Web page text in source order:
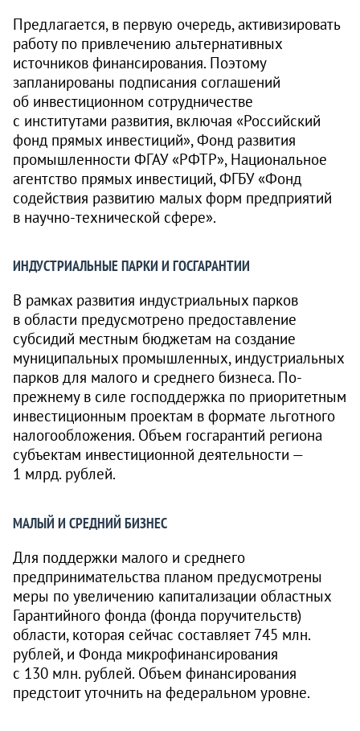
Предлагается, в первую очередь, активизировать
работу по привлечению альтернативных
источников финансирования. Поэтому
запланированы подписания соглашений
об инвестиционном сотрудничестве
с институтами развития, включая «Российский
фонд прямых инвестиций», Фонд развития
промышленности ФГАУ «РФТР», Национальное
агентство прямых инвестиций, ФГБУ «Фонд
содействия развитию малых форм предприятий
в научно-технической сфере».
ИНДУСТРИАЛЬНЫЕ ПАРКИ И ГОСГАРАНТИИ
В рамках развития индустриальных парков
в области предусмотрено предоставление
субсидий местным бюджетам на создание
муниципальных промышленных, индустриальных
парков для малого и среднего бизнеса. По-
прежнему в силе господдержка по приоритетным
инвестиционным проектам в формате льготного
налогообложения. Объем госгарантий региона
субъектам инвестиционной деятельности —
1 млрд. рублей.
МАЛЫЙ И СРЕДНИЙ БИЗНЕС
Для поддержки малого и среднего
предпринимательства планом предусмотрены
меры по увеличению капитализации областных
Гарантийного фонда (фонда поручительств)
области, которая сейчас составляет 745 млн.
рублей, и Фонда микрофинансирования
с 130 млн. рублей. Объем финансирования
предстоит уточнить на федеральном уровне.